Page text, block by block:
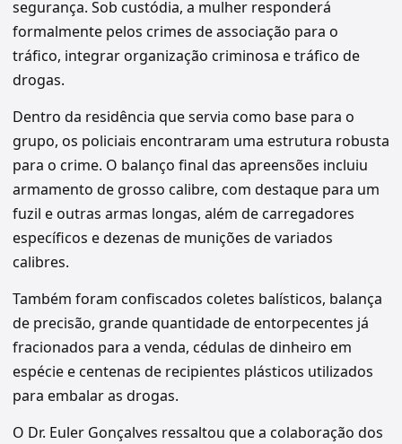
segurança. Sob custódia, a mulher responderá
formalmente pelos crimes de associação para o
tráfico, integrar organização criminosa e tráfico de
drogas.
Dentro da residência que servia como base para o
grupo, os policiais encontraram uma estrutura robusta
para o crime. O balanço final das apreensões incluiu
armamento de grosso calibre, com destaque para um
fuzil e outras armas longas, além de carregadores
específicos e dezenas de munições de variados
calibres.
Também foram confiscados coletes balísticos, balança
de precisão, grande quantidade de entorpecentes já
fracionados para a venda, cédulas de dinheiro em
espécie e centenas de recipientes plásticos utilizados
para embalar as drogas.
O Dr. Euler Gonçalves ressaltou que a colaboração dos